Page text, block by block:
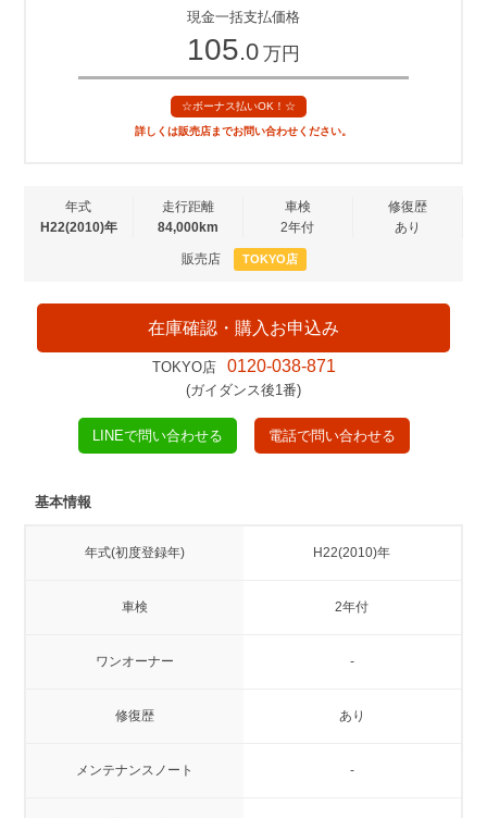
現金一括支払価格
105.0 万円
☆ボーナス払いOK！☆
詳しくは販売店までお問い合わせください。
年式
H22(2010)年
走行距離
84,000km
車検
2年付
修復歴
あり
販売店 TOKYO店
在庫確認・購入お申込み
TOKYO店 0120-038-871
(ガイダンス後1番)
LINEで問い合わせる 電話で問い合わせる
基本情報
年式(初度登録年) H22(2010)年
車検 2年付
ワンオーナー -
修復歴 あり
メンテナンスノート -